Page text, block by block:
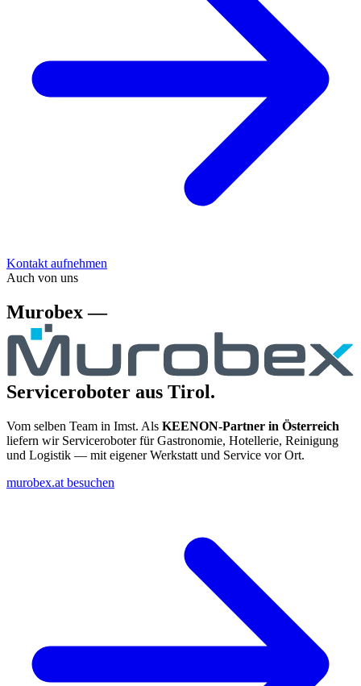
Kontakt aufnehmen
Auch von uns
Murobex —
Serviceroboter aus Tirol.
Vom selben Team in Imst. Als KEENON-Partner in Österreich
liefern wir Serviceroboter für Gastronomie, Hotellerie, Reinigung
und Logistik — mit eigener Werkstatt und Service vor Ort.
murobex.at besuchen